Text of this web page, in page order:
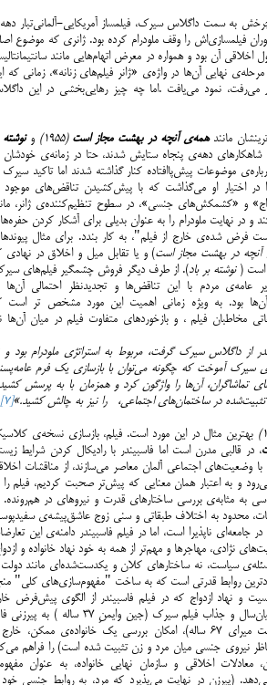
چرخش به سمت داگلاس سیرک، فیلمساز آمریکایی-آلمانی‌تبار
فیلمسازی‌اش را وقف ملودرام کرده بود. ژانری که موضوع
آن بود و همواره در معرض اتهام‌هایی مانند
نهایی آن‌ها در واژه‌ی «ژانر فیلم‌‌های زنانه»، زمانی که
می‌رفت، نمود می‌یافت .اما چه چیز رهایی‌بخشی در این
مانندهمه‌ی آنچه در بهشت مجاز است (1955) ونوشته
شاهکارهای دهه‌ی پنجاه ستایش شدند، حتا در زمانه‌ی خودشان
موضوعات پیش‌پاافتاده کنار گذاشته شدند اما تاکید سیرک
را در اختیار او می‌گذاشت که با پیش‌کشیدن تناقض‌های موجود
و «کشمکش‌های جنسی»، در سطوح تنظیم‌کننده‌ی ژانر،
و در نهایت ملودرام را به عنوان بدیلی برای آشکار کردن
فرض شده‌ی خارج از فیلم"، به کار بندد. برای مثال
در بهشت مجاز است) و یا تقابل میل و اخلاق در نهادی
است (نوشته بر باد). از طرف دیگر فروش چشمگیر فیلم‌های
عامه‌ی مردم با این تناقض‌ها و تجدیدنظر احتمالی آن‌ها
آن‌ها بود. به ویژه زمانی اهمیت این مورد مشخص تر است
مخاطبان فیلم ، و بازخوردهای متفاوت فیلم در میان آن‌ها
از داگلاس سیرک گرفت، مربوط به استراتژی ملودرام بود و
سیرک آموخت که چگونه می‌توان با بازسازی یک فرم
تماشاگران، آن‌ها را واژگون کرد و همزمان با به پرسش
در ساختمان‌های اجتماعی، را نیز به چالش کشید.»[7]
بهترین مثال در این مورد است. فیلم، بازسازی نسخه‌ی
، در قالبی مدرن است اما فاسبیندر با رادیکال کردن شرایط
با وضعیت‌های اجتماعی آلمان معاصر می‌سازند، از مناقشات
و به اعتبار همان معنایی که پیش‌تر صحبت کردیم، فیلم را
به مثابه‌ی بررسی ساختارهای قدرت و نیروهای در هم‌رونده.
محدود به اختلاف طبقاتی و سنی زوج عاشق‌پیشه‌ی
ناپذیرا است، اما در فیلم فاسبیندر دامنه‌ی این
نژادی، مهاجرها و مهم‌تر از همه به خود نهاد خانواده و
سیاست، نه ساختارهای کلان و یکدست‌شده‌ای مانند دولت
روابط قدرتی است که به ساخت "مفهوم‌سازی‌های کلی"
و نهاد ازدواج که در فیلم فاسبیندر از الگوی پیش‌فرض
می‌شود. فاسبیندر با تبدیل زن میان‌سال و جذاب فیلم سیرک (جین وایمنِ 37 ساله ) به
جذابیت و توانایی جنسی (بریگیت میرای 67 ساله)، امکان بررسی یک خانواده‌ی ممکن،
نیروی جنسی میان مرد و زن تثبیت شده است) را فراهم
اخلاقی و سازمان نهایی خانواده، به عنوان
می‌دهد. (پیرزن در نهایت می‌پذیرد که مرد، به روابط جنسی خود